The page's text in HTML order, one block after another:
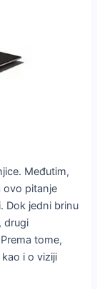
Međutim,
ovo pitanje
Dok jedni brinu
drugi
tome,
i o viziji